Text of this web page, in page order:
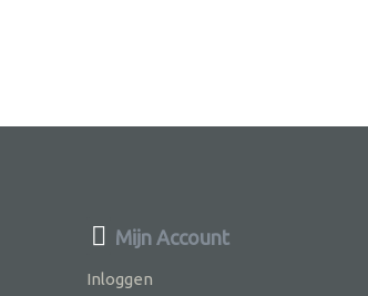
Mijn Account
Inloggen